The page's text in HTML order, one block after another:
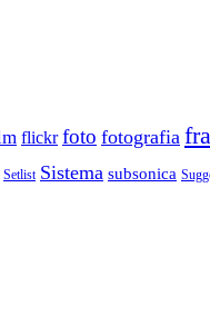
flickr foto fotografia
Setlist Sistema subsonica